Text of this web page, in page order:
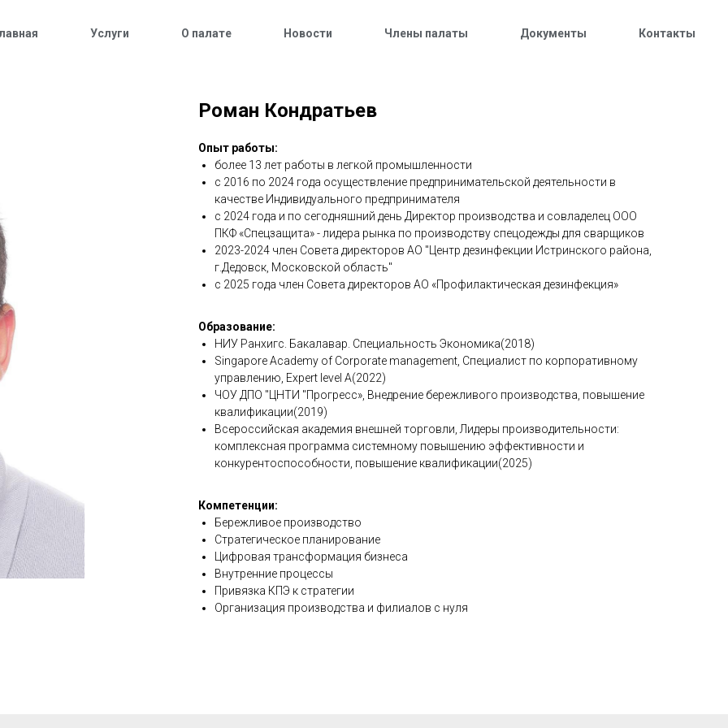
Услуги О палате Новости Члены палаты Документы Контакты
Роман Кондратьев
Опыт работы:
более 13 лет работы в легкой промышленности
с 2016 по 2024 года осуществление предпринимательской деятельности в
качестве Индивидуального предпринимателя
с 2024 года и по сегодняшний день Директор производства и совладелец ООО
ПКФ «Спецзащита» - лидера рынка по производству спецодежды для сварщиков
2023-2024 член Совета директоров АО "Центр дезинфекции Истринского района,
г.Дедовск, Московской область"
с 2025 года член Совета директоров АО «Профилактическая дезинфекция»
Образование:
НИУ Ранхигс. Бакалавар. Специальность Экономика(2018)
Singapore Academy of Corporate management, Специалист по корпоративному
управлению, Expert level A(2022)
ЧОУ ДПО "ЦНТИ "Прогресс», Внедрение бережливого производства, повышение
квалификации(2019)
Всероссийская академия внешней торговли, Лидеры производительности:
комплексная программа системному повышению эффективности и
конкурентоспособности, повышение квалификации(2025)
Компетенции:
Бережливое производство
Стратегическое планирование
Цифровая трансформация бизнеса
Внутренние процессы
Привязка КПЭ к стратегии
Организация производства и филиалов с нуля